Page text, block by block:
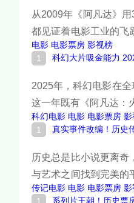
从2009年《阿凡达》
都见证着电影工业的飞
情感共振的完美产物。
电影 电影票房 影视榜
科幻大片吸金能力
2025年，科幻电影在
这一年既有《阿凡达：
这样的太空实拍纪录片
悄然崛起。下面跟着榜
科幻电影 电影 电影票房 影
真实事件改编！历史
历史总是比小说更离
与艺术之间找到完美的
面跟着榜中榜编辑一起
传记电影 电影 电影票房 影
系列片王朝！历史票